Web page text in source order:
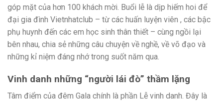
góp mặt của hơn 100 khách mời. Buổi lễ là dịp hiếm hoi để
đại gia đình Vietnhatclub – từ các huấn luyện viên , các bậc
phụ huynh đến các em học sinh thân thiết – cùng ngồi lại
bên nhau, chia sẻ những câu chuyện về nghề, về võ đạo và
những kỉ niệm đáng nhớ trong suốt năm qua.
Vinh danh những “người lái đò” thầm lặng
Tâm điểm của đêm Gala chính là phần Lễ vinh danh. Đây là